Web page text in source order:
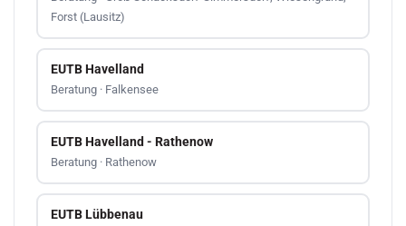
Forst (Lausitz)
EUTB Havelland
Beratung · Falkensee
EUTB Havelland - Rathenow
Beratung · Rathenow
EUTB Lübbenau